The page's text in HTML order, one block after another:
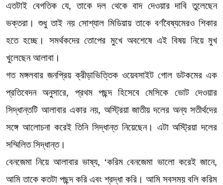
এতটাই বেগতিক যে, তাকে দল থেকে বাদ দেওয়ার দাবি তুলেছেন
ভক্তরা। শুধু তাই নয় সোশ্যাল মিডিয়ায় তাকে বর্ণবৈষ্যমেরও শিকার
হতে হচ্ছে। সমর্থকদের তোপের মুখে অবশেষে এই বিষয় নিয়ে মুখ
খুলেছেন আলাবা।
গত মঙ্গলবার জনপ্রিয় ক্রীড়াভিত্তিক ওয়েবসাইট গোল ডটকমের এক
প্রতিবেদন অনুসারে, প্রথম পছন্দ হিসেবে মেসিকে ভোট দেওয়ার
সিদ্ধান্তটি আলাবার একার নয়, অস্ট্রিয়া জাতীয় দলের অন্য সতীর্থদের
সঙ্গে আলোচনা করেই তিনি সিদ্ধান্ত নিয়েছেন। এটা অস্ট্রিয়া দলের
সম্মিলিত সিদ্ধান্ত।
বেনজেমা নিয়ে আলাবার ভাষ্য, ‘করিম বেনজেমা ভালো করেই জানে,
আমি তাকে কতটা পছন্দ করি এবং শ্রদ্ধা করি। আমি সবসময় বলি করিম